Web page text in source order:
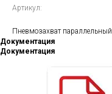
Артикул:
Пневмозахват параллельный
Документация
Документация